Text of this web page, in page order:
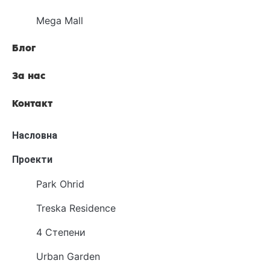
Mega Mall
Блог
За нас
Контакт
Насловна
Проекти
Park Ohrid
Treska Residence
4 Степени
Urban Garden